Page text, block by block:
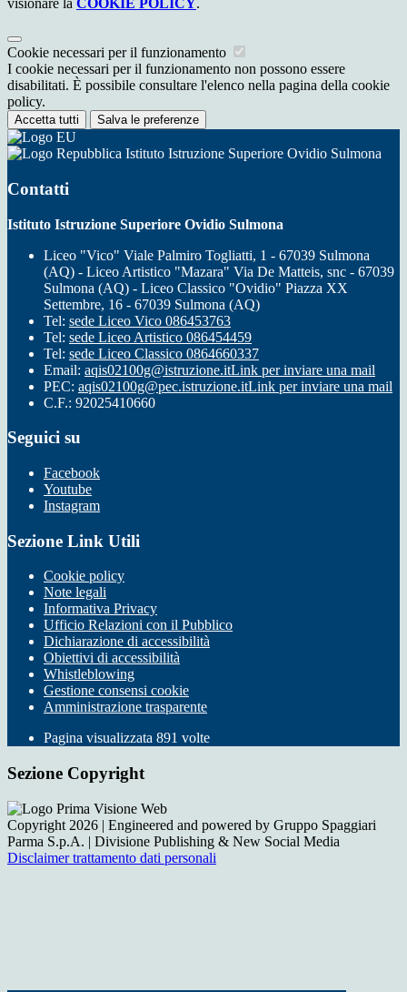
visionare la COOKIE POLICY.
Cookie necessari per il funzionamento
I cookie necessari per il funzionamento non possono essere
disabilitati. È possibile consultare l'elenco nella pagina della cookie
policy.
Accetta tutti Salva le preferenze
Istituto Istruzione Superiore Ovidio Sulmona
Contatti
Istituto Istruzione Superiore Ovidio Sulmona
Liceo "Vico" Viale Palmiro Togliatti, 1 - 67039 Sulmona
(AQ) - Liceo Artistico "Mazara" Via De Matteis, snc - 67039
Sulmona (AQ) - Liceo Classico "Ovidio" Piazza XX
Settembre, 16 - 67039 Sulmona (AQ)
Tel: sede Liceo Vico 086453763
Tel: sede Liceo Artistico 086454459
Tel: sede Liceo Classico 0864660337
Email: aqis02100g@istruzione.itLink per inviare una mail
PEC: aqis02100g@pec.istruzione.itLink per inviare una mail
C.F.: 92025410660
Seguici su
Facebook
Youtube
Instagram
Sezione Link Utili
Cookie policy
Note legali
Informativa Privacy
Ufficio Relazioni con il Pubblico
Dichiarazione di accessibilità
Obiettivi di accessibilità
Whistleblowing
Gestione consensi cookie
Amministrazione trasparente
Pagina visualizzata 891 volte
Sezione Copyright
Copyright 2026 | Engineered and powered by Gruppo Spaggiari
Parma S.p.A. | Divisione Publishing & New Social Media
Disclaimer trattamento dati personali